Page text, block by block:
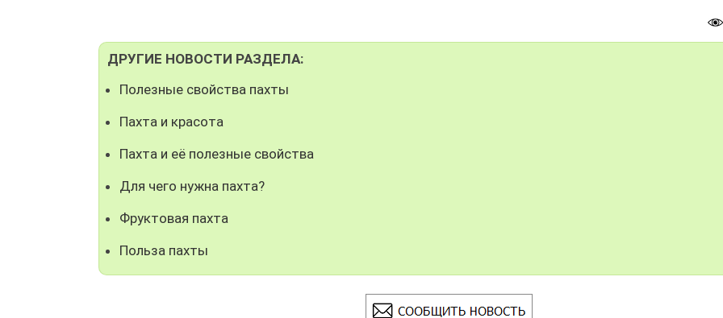
ДРУГИЕ НОВОСТИ РАЗДЕЛА:
Полезные свойства пахты
Пахта и красота
Пахта и её полезные свойства
Для чего нужна пахта?
Фруктовая пахта
Польза пахты